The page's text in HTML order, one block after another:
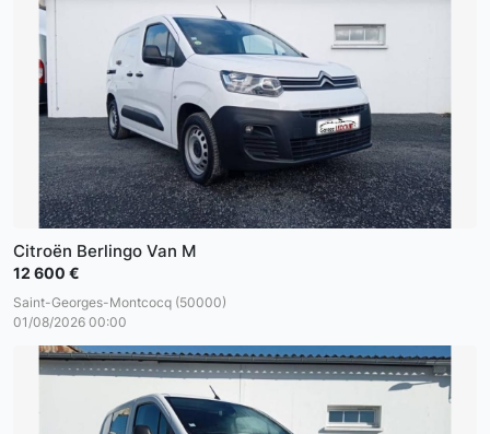
Citroën Berlingo Van M
12 600 €
Saint-Georges-Montcocq (50000)
01/08/2026 00:00